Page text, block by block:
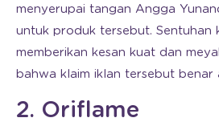
menyerupai tangan Angga
untuk produk tersebut. Sentuhan
memberikan kesan kuat dan
bahwa klaim iklan tersebut benar
2. Oriflame